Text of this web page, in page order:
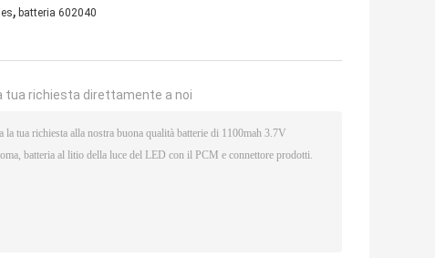
, batteria 602040
tua richiesta direttamente a noi